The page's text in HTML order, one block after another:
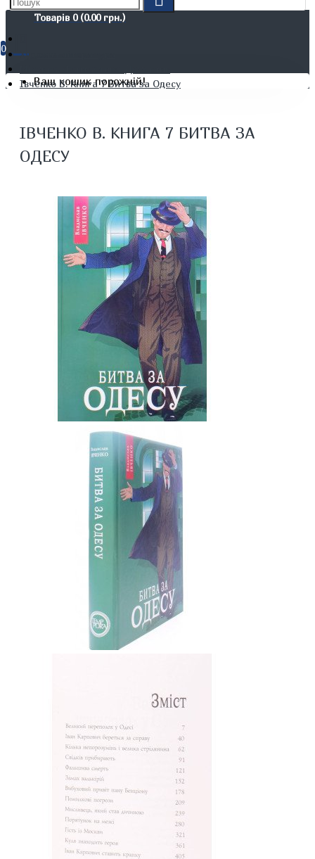
Товарів 0 (0.00 грн.)
0
Ваш кошик порожній!
Художня література
Івченко В. Книга 7 Битва за Одесу
ІВЧЕНКО В. КНИГА 7 БИТВА ЗА
ОДЕСУ